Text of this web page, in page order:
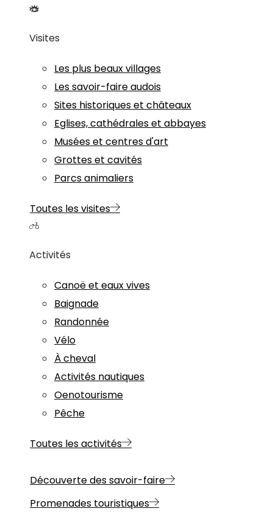
Visites
Les plus beaux villages
Les savoir-faire audois
Sites historiques et châteaux
Eglises, cathédrales et abbayes
Musées et centres d'art
Grottes et cavités
Parcs animaliers
Toutes les visites
Activités
Canoë et eaux vives
Baignade
Randonnée
Vélo
À cheval
Activités nautiques
Oenotourisme
Pêche
Toutes les activités
Découverte des savoir-faire
Promenades touristiques